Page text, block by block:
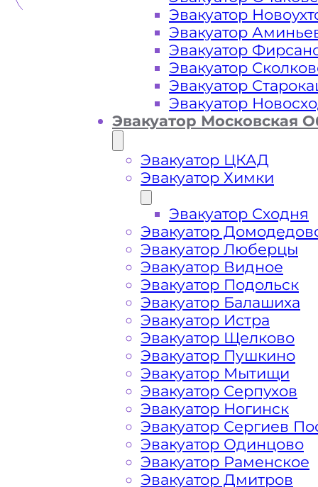
Как
Перевозка автомобиля по
круглосуточно и срочно – это
возникшие проблемы с
Эвакуатор
Эвакуатор
Эвакуатор
Эвакуатор
Эвакуатор
Эвакуатор
Эвакуатор Московская
Эвакуатор ЦКАД
Эвакуатор Химки
Эвакуатор Сходня
Эвакуатор
Эвакуатор Люберцы
Эвакуатор Видное
Эвакуатор Подольск
Эвакуатор Балашиха
Эвакуатор Истра
Эвакуатор Щелково
Эвакуатор Пушкино
Эвакуатор Мытищи
Эвакуатор Серпухов
Эвакуатор Ногинск
Эвакуатор Сергиев
Эвакуатор Одинцово
Эвакуатор Раменское
Эвакуатор Дмитров